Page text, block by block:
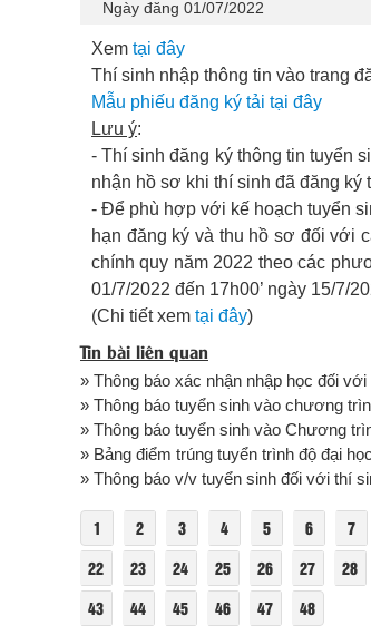
Ngày đăng 01/07/2022
Xem tại đây
Thí sinh nhập thông tin vào trang
Mẫu phiếu đăng ký tải tại đây
Lưu ý:
- Thí sinh đăng ký thông tin tuyển
nhận hồ sơ khi thí sinh đã đăng ký
- Để phù hợp với kế hoạch tuyển
hạn đăng ký và thu hồ sơ đối với
chính quy năm 2022 theo các
01/7/2022 đến 17h00’ ngày 15/7/
(Chi tiết xem tại đây)
Tin bài liên quan
» Thông báo xác nhận nhập học đối
» Thông báo tuyển sinh vào chương
» Thông báo tuyển sinh vào Chương
» Bảng điểm trúng tuyển trình độ đại
» Thông báo v/v tuyển sinh đối với thí
1 2 3 4 5 6 7
22
23 24 25 26 27 28
43
44 45 46 47 48